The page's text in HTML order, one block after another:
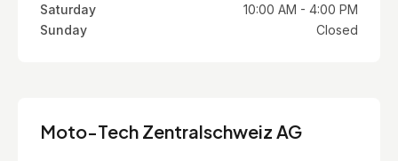
Saturday
10:00 AM - 4:00 PM
Sunday
Closed
Moto-Tech Zentralschweiz AG